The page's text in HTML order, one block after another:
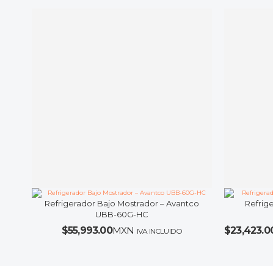
Refrigerador Bajo Mostrador – Avantco
UBB-60G-HC
$55,993.00MXN IVA INCLUIDO $